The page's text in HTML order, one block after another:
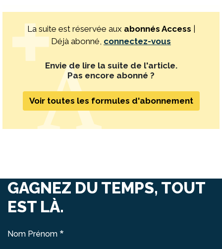
La suite est réservée aux abonnés Access
Déjà abonné, connectez-vous
Envie de lire la suite de l'article.
Pas encore abonné ?
Voir toutes les formules d'abonnement
GAGNEZ DU TEMPS, TOUT
EST LÀ.
Nom Prénom